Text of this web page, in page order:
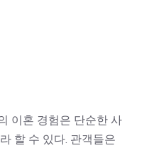
이혼 경험은 단순한 사
할 수 있다. 관객들은